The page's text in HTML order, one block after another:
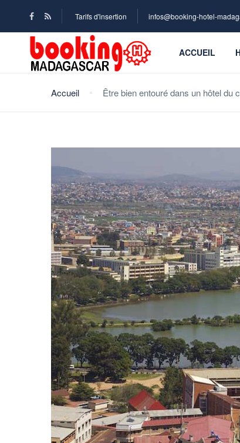
Tarifs d'insertion infos@booking-hotel-
ACCUEIL
Accueil Être bien entouré dans un hôtel du